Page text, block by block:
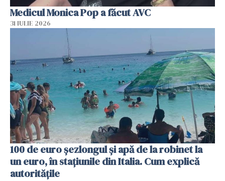
Medicul Monica Pop a făcut AVC
31 IULIE 2026
100 de euro șezlongul și apă de la robinet la
un euro, în stațiunile din Italia. Cum explică
autoritățile